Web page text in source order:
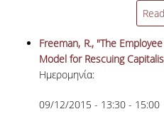
ΜΕΤΑΔΙΔΑΚΤΟΡΕΣ
ΔΙΟΙΚΗΤΙΚΟ
ΕΡΓΑΣΤΗΡΙΑΚΟ
ΜΗΤΡΩΟ
Freeman, R., "The
Model for Rescuing
Ημερομηνία:
09/12/2015 - 13:30 - 15:00